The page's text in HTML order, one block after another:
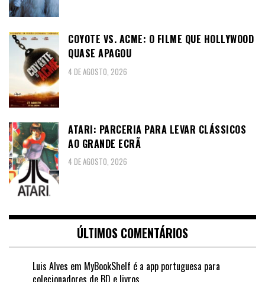
COYOTE VS. ACME: O FILME QUE HOLLYWOOD
QUASE APAGOU
4 DE AGOSTO, 2026
ATARI: PARCERIA PARA LEVAR CLÁSSICOS
AO GRANDE ECRÃ
4 DE AGOSTO, 2026
ÚLTIMOS COMENTÁRIOS
Luis Alves em MyBookShelf é a app portuguesa para
colecionadores de BD e livros